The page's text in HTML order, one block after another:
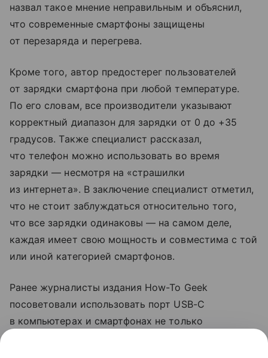
назвал такое мнение неправильным и объяснил,
что современные смартфоны защищены
от перезаряда и перегрева.
Кроме того, автор предостерег пользователей
от зарядки смартфона при любой температуре.
По его словам, все производители указывают
корректный диапазон для зарядки от 0 до +35
градусов. Также специалист рассказал,
что телефон можно использовать во время
зарядки — несмотря на «страшилки
из интернета». В заключение специалист отметил,
что не стоит заблуждаться относительно того,
что все зарядки одинаковы — на самом деле,
каждая имеет свою мощность и совместима с той
или иной категорией смартфонов.
Ранее журналисты издания How-To Geek
посоветовали использовать порт USB-C
в компьютерах и смартфонах не только